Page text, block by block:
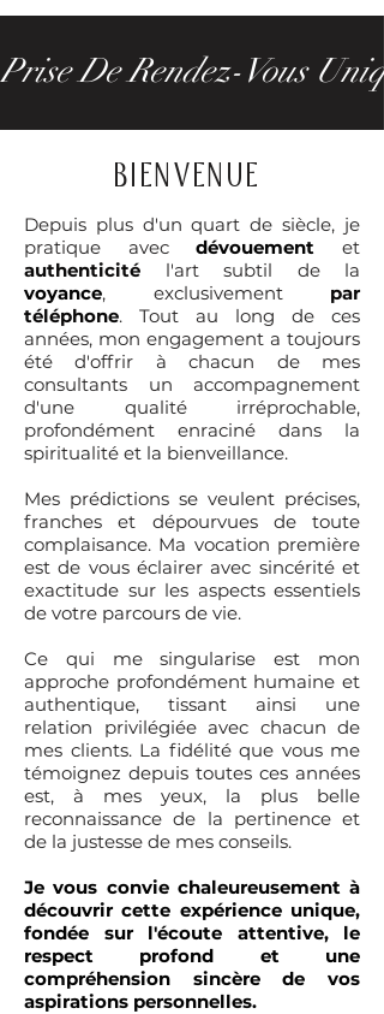
Prise De Rendez-Vous
Bienvenue
Depuis plus d'un quart de siècle, je
pratique avecdévouement et
authenticité l'art subtil de la
voyance, exclusivement par
téléphone. Tout au long de ces
années, mon engagement a toujours
été d'offrir à chacun de mes
consultants un accompagnement
d'une qualité irréprochable,
profondément enraciné dans la
spiritualité et la bienveillance.
Mes prédictions se veulent précises,
franches et dépourvues de toute
complaisance. Ma vocation première
est de vous éclairer avec sincérité et
exactitude sur les aspects essentiels
de votre parcours de vie.
Ce qui me singularise est mon
approche profondément humaine et
authentique, tissant ainsi une
relation privilégiée avec chacun de
mes clients. La fidélité que vous me
témoignez depuis toutes ces années
est, à mes yeux, la plus belle
reconnaissance de la pertinence et
de la justesse de mes conseils.
Je vous convie chaleureusement à
découvrir cette expérience unique,
fondée sur l'écoute attentive, le
respect profond et une
compréhension sincère de vos
aspirations personnelles.